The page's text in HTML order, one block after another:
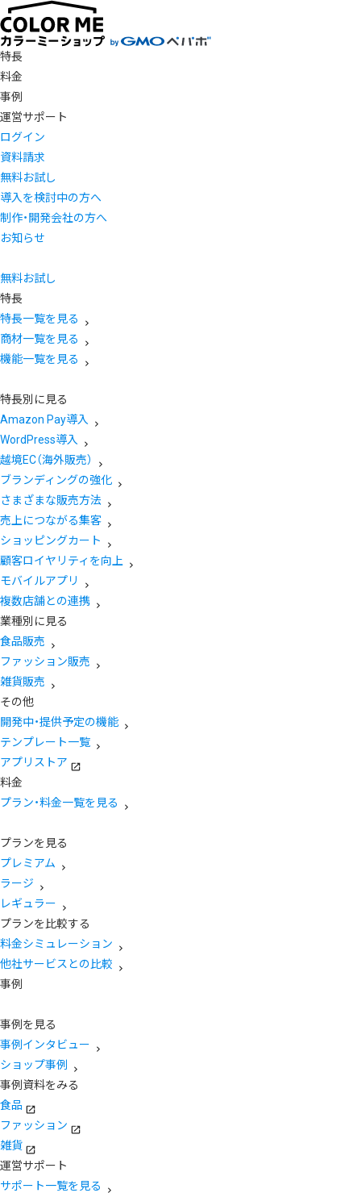
特長
料金
事例
運営サポート
ログイン
資料請求
無料お試し
導入を検討中の方へ
制作・開発会社の方へ
お知らせ
無料お試し
特長
特長一覧を見る
商材一覧を見る
機能一覧を見る
特長別に見る
Amazon Pay導入
WordPress導入
越境EC（海外販売）
ブランディングの強化
さまざまな販売方法
売上につながる集客
ショッピングカート
顧客ロイヤリティを向上
モバイルアプリ
複数店舗との連携
業種別に見る
食品販売
ファッション販売
雑貨販売
その他
開発中・提供予定の機能
テンプレート一覧
アプリストア
料金
プラン・料金一覧を見る
プランを見る
プレミアム
ラージ
レギュラー
プランを比較する
料金シミュレーション
他社サービスとの比較
事例
事例を見る
事例インタビュー
ショップ事例
事例資料をみる
食品
ファッション
雑貨
運営サポート
サポート一覧を見る